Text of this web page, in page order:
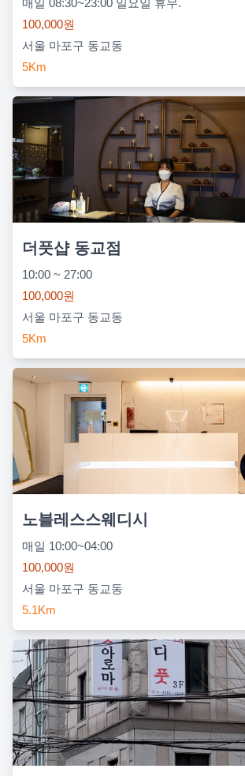
매일 08:30~23:00 일요일 휴무.
100,000원
서울 마포구 동교동
5Km
더풋샵 동교점
10:00 ~ 27:00
100,000원
서울 마포구 동교동
5Km
노블레스스웨디시
매일 10:00~04:00
100,000원
서울 마포구 동교동
5.1Km